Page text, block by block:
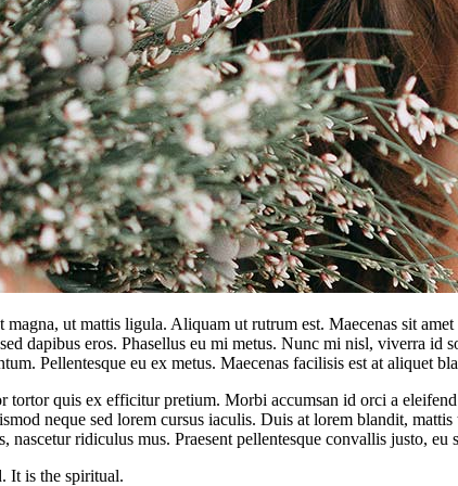
ut mattis ligula. Aliquam ut rutrum est. Maecenas sit
dapibus eros. Phasellus eu mi metus. Nunc mi nisl, viverra
Pellentesque eu ex metus. Maecenas facilisis est at aliquet
quis ex efficitur pretium. Morbi accumsan id orci a
neque sed lorem cursus iaculis. Duis at lorem blandit,
ridiculus mus. Praesent pellentesque convallis justo,
It is the spiritual.